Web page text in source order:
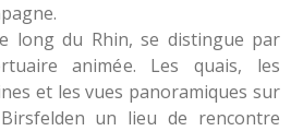
long du Rhin, se distingue par
animée. Les quais, les
et les vues panoramiques sur
un lieu de rencontre